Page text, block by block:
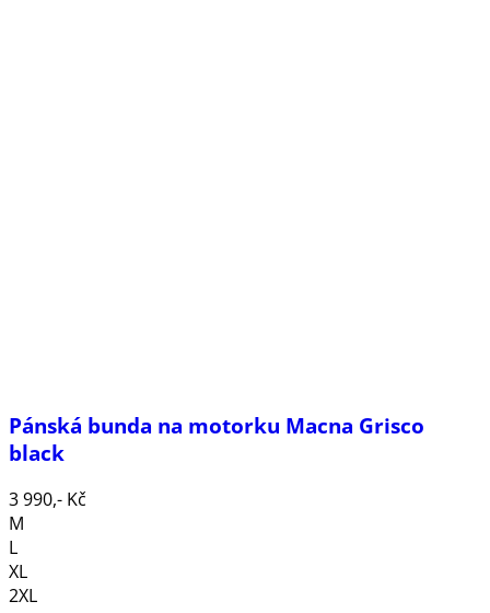
Pánská bunda na motorku Macna Grisco
black
3 990,- Kč
M
L
XL
2XL